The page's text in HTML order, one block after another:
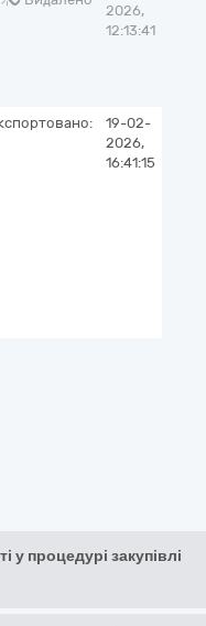
2026,
12:13:41
19-02-
2026,
16:41:15
у процедурі закупівлі